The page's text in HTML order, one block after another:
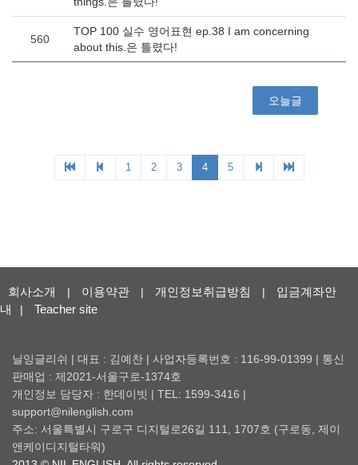
회사소개 | 이용약관 | 개인정보취급방침 |
입금계좌안
내
| Teacher site
닐잉글리쉬 | 대표 : 김예찬 | 사업자등록번호 : 116-99-01399 | 통신
판매업 : 제2021-서울구로-1374호
개인정보 담당자 : 한데이빗 | TEL: 1599-3416 |
support@nilenglish.com
주소: 서울특별시 구로구 디지털로26길 111, 1707호 (구로동, 제이
앤케이디지털타워)